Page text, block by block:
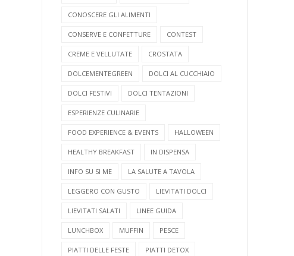
CONOSCERE GLI ALIMENTI
CONSERVE E CONFETTURE CONTEST
CREME E VELLUTATE CROSTATA
DOLCEMENTEGREEN DOLCI AL CUCCHIAIO
DOLCI FESTIVI DOLCI TENTAZIONI
ESPERIENZE CULINARIE
FOOD EXPERIENCE & EVENTS HALLOWEEN
HEALTHY BREAKFAST IN DISPENSA
INFO SU SI ME LA SALUTE A TAVOLA
LEGGERO CON GUSTO LIEVITATI DOLCI
LIEVITATI SALATI LINEE GUIDA
LUNCHBOX MUFFIN PESCE
PIATTI DELLE FESTE PIATTI DETOX